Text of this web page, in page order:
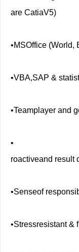
are CatiaV5)
•MSOffice (World,
•VBA,SAP &
•Teamplayer and
•
roactiveand result
•Senseof
•Stressresistant &